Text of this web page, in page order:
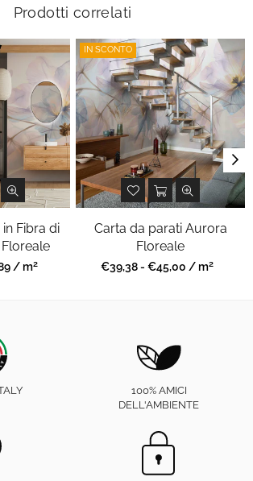
Prodotti correlati
Fibra di
/ m2
IN SCONTO
Carta da parati Aurora
Floreale
Prezzo
€39,38 - €45,00 / m2
100% AMICI
DELL'AMBIENTE